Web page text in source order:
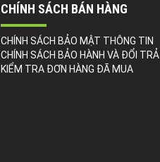
CHÍNH SÁCH BÁN HÀNG
CHÍNH SÁCH BẢO MẬT THÔNG TIN
CHÍNH SÁCH BẢO HÀNH VÀ ĐỔI TRẢ
KIỂM TRA ĐƠN HÀNG ĐÃ MUA